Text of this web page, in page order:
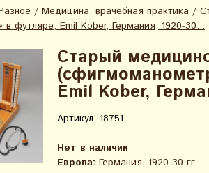
/ Медицина, врачебная практика /
в футляре, Emil Kober, Германия, 1920-30...
Старый
Emil Kober,
Артикул: 18751
Нет в наличии
Европа: Германия, 1920-30 гг.